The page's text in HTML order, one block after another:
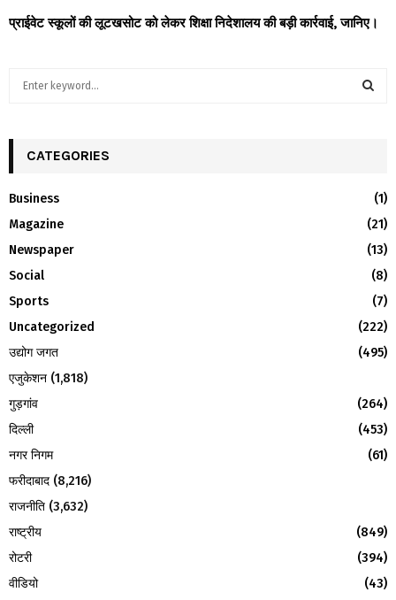
प्राईवेट स्कूलों की लूटखसोट को लेकर शिक्षा निदेशालय की बड़ी कार्रवाई, जानिए।
h
o
r
:
R
CATEGORIES
Business
(1)
Magazine
(21)
Newspaper
(13)
Social
(8)
Sports
(7)
Uncategorized
(222)
उद्योग जगत
(495)
एजुकेशन (1,818)
गुड़गांव
(264)
दिल्ली
(453)
नगर निगम
(61)
फरीदाबाद (8,216)
राजनीति (3,632)
राष्ट्रीय
(849)
रोटरी
(394)
वीडियो
(43)